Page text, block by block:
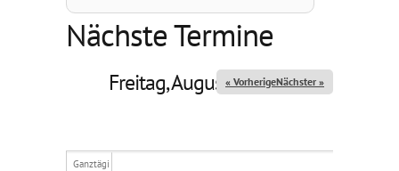
Nächste Termine
Freitag, August 7, 2026
« VorherigerNächster »
Ganztägi